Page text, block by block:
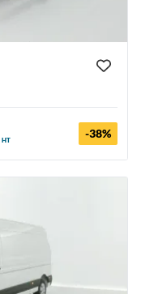
HT -38%